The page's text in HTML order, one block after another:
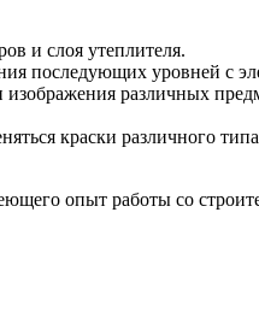
и слоя утеплителя.
последующих уровней с
различных
краски различного
опыт работы со